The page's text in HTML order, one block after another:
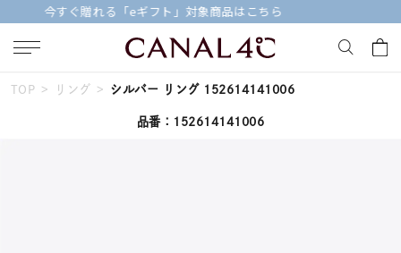
【価格改定のお知らせ 8月17日(月)より 】
キーワードで検索する
TOP リング シルバー リング 152614141006
品番：152614141006